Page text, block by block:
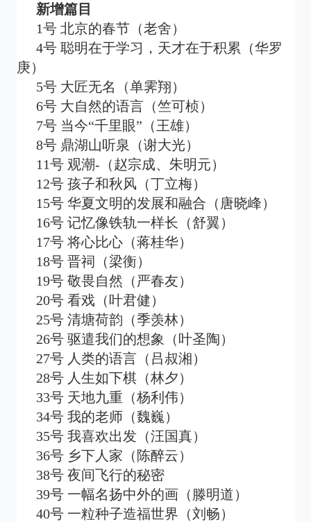
新增篇目
1号 北京的春节（老舍）
4号 聪明在于学习，天才在于积累（华罗
庚）
5号 大匠无名（单霁翔）
6号 大自然的语言（竺可桢）
7号 当今“千里眼”（王雄）
8号 鼎湖山听泉（谢大光）
11号 观潮-（赵宗成、朱明元）
12号 孩子和秋风（丁立梅）
15号 华夏文明的发展和融合（唐晓峰）
16号 记忆像铁轨一样长（舒翼）
17号 将心比心（蒋桂华）
18号 晋祠（梁衡）
19号 敬畏自然（严春友）
20号 看戏（叶君健）
25号 清塘荷韵（季羡林）
26号 驱遣我们的想象（叶圣陶）
27号 人类的语言（吕叔湘）
28号 人生如下棋（林夕）
33号 天地九重（杨利伟）
34号 我的老师（魏巍）
35号 我喜欢出发（汪国真）
36号 乡下人家（陈醉云）
38号 夜间飞行的秘密
39号 一幅名扬中外的画（滕明道）
40号 一粒种子造福世界（刘畅）